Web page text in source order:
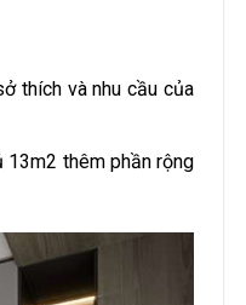
thích và nhu cầu của
13m2 thêm phần rộng